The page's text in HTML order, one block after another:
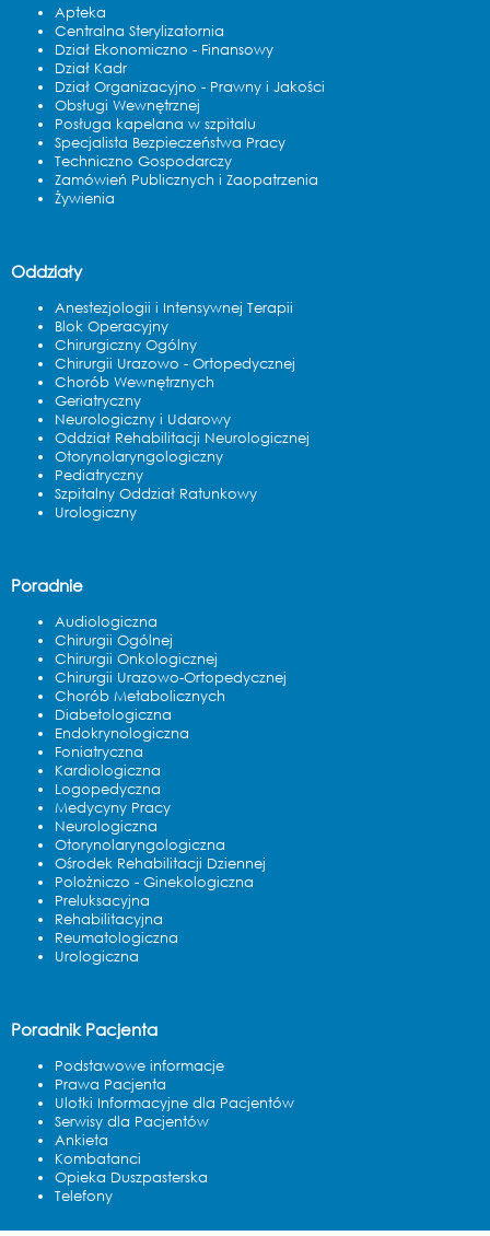
Apteka
Centralna Sterylizatornia
Dział Ekonomiczno - Finansowy
Dział Kadr
Dział Organizacyjno - Prawny i Jakości
Obsługi Wewnętrznej
Posługa kapelana w szpitalu
Specjalista Bezpieczeństwa Pracy
Techniczno Gospodarczy
Zamówień Publicznych i Zaopatrzenia
Żywienia
Oddziały
Anestezjologii i Intensywnej Terapii
Blok Operacyjny
Chirurgiczny Ogólny
Chirurgii Urazowo - Ortopedycznej
Chorób Wewnętrznych
Geriatryczny
Neurologiczny i Udarowy
Oddział Rehabilitacji Neurologicznej
Otorynolaryngologiczny
Pediatryczny
Szpitalny Oddział Ratunkowy
Urologiczny
Poradnie
Audiologiczna
Chirurgii Ogólnej
Chirurgii Onkologicznej
Chirurgii Urazowo-Ortopedycznej
Chorób Metabolicznych
Diabetologiczna
Endokrynologiczna
Foniatryczna
Kardiologiczna
Logopedyczna
Medycyny Pracy
Neurologiczna
Otorynolaryngologiczna
Ośrodek Rehabilitacji Dziennej
Polożniczo - Ginekologiczna
Preluksacyjna
Rehabilitacyjna
Reumatologiczna
Urologiczna
Poradnik Pacjenta
Podstawowe informacje
Prawa Pacjenta
Ulotki Informacyjne dla Pacjentów
Serwisy dla Pacjentów
Ankieta
Kombatanci
Opieka Duszpasterska
Telefony